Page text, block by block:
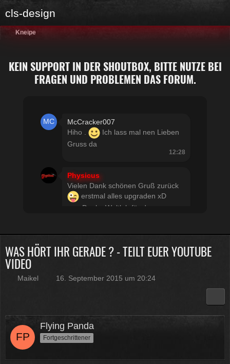
cls-design
Kneipe
KEIN SUPPORT IN DER SHOUTBOX, BITTE NUTZE BEI
FRAGEN UND PROBLEMEN DAS FORUM.
McCracker007
Hiho .
Ich lass mal nen Lieben
Gruss da
12:28
Physicus
Vielen Dank schönen Gruß zurück
erstmal alles upgraden xD
usw Danke Woltlab für den
Physicus
Kratze gerade alles an geld
zusammen was ich auftreiben
kann .
65 für Forum Update.
WAS HÖRT IHR GERADE ? - TEILT EUER YOUTUBE
VIDEO
Maikel 16. September 2015 um 20:24
Flying Panda
Fortgeschrittener